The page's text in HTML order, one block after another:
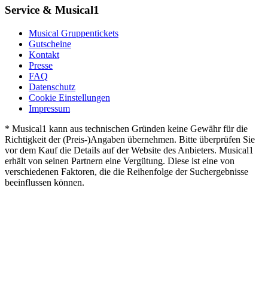
Service & Musical1
Musical Gruppentickets
Gutscheine
Kontakt
Presse
FAQ
Datenschutz
Cookie Einstellungen
Impressum
* Musical1 kann aus technischen Gründen keine Gewähr für die
Richtigkeit der (Preis-)Angaben übernehmen. Bitte überprüfen Sie
vor dem Kauf die Details auf der Website des Anbieters. Musical1
erhält von seinen Partnern eine Vergütung. Diese ist eine von
verschiedenen Faktoren, die die Reihenfolge der Suchergebnisse
beeinflussen können.